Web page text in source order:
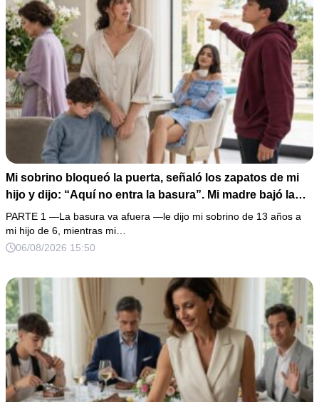
Mi sobrino bloqueó la puerta, señaló los zapatos de mi
hijo y dijo: “Aquí no entra la basura”. Mi madre bajó la
mirada y mi hermana siguió tomando café como si nada.
Yo asentí, abracé a mi niño y me fui sin reclamar. Pero al
cancelar el depósito mensual descubrí que llevaba años
de humillarlo.
PARTE 1 —La basura va afuera —le dijo mi sobrino de 13 años a
mi hijo de 6, mientras mi…
06/08/2026 15:50